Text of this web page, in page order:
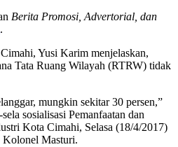
Berita Promosi, Advertorial, dan
.
Yusi Karim menjelaskan,
Tata Ruang Wilayah (RTRW) tidak
mungkin sekitar 30 persen,”
sosialisasi Pemanfaatan dan
Kota Cimahi, Selasa (18/4/2017)
Kolonel Masturi.